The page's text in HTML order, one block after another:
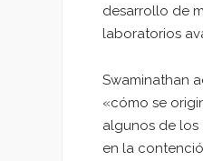
desarrollo de
laboratorios
Swaminathan
«cómo se
algunos de los
en la